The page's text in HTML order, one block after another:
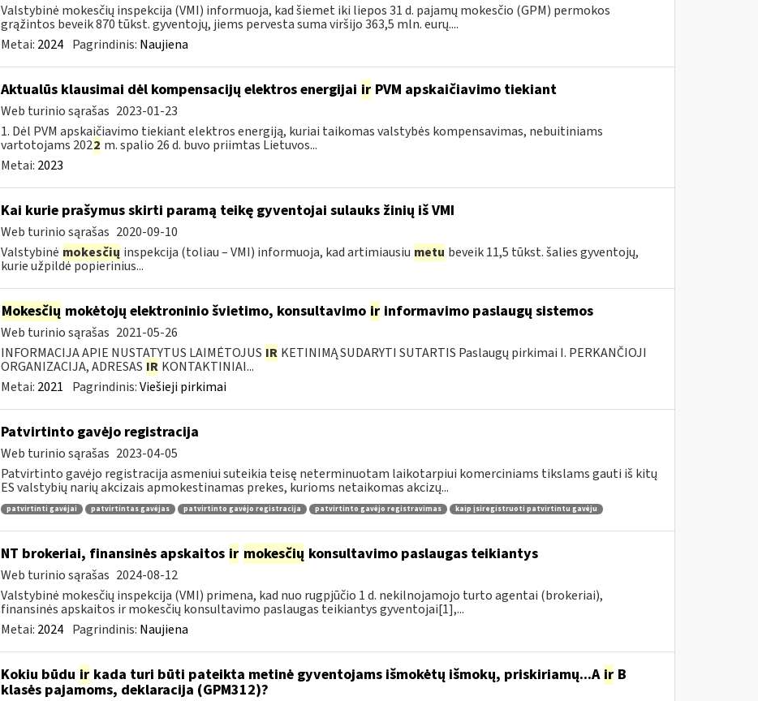
Valstybinė mokesčių inspekcija (VMI) informuoja, kad šiemet iki liepos 31 d. pajamų mokesčio (GPM) permokos
grąžintos beveik 870 tūkst. gyventojų, jiems pervesta suma viršijo 363,5 mln. eurų....
Metai: 2024 Pagrindinis: Naujiena
Aktualūs klausimai dėl kompensacijų elektros energijai irPVM apskaičiavimo tiekiant
Web turinio sąrašas 2023-01-23
1. Dėl PVM apskaičiavimo tiekiant elektros energiją, kuriai taikomas valstybės kompensavimas, nebuitiniams
vartotojams 2022 m. spalio 26 d. buvo priimtas Lietuvos...
Metai: 2023
Kai kurie prašymus skirti paramą teikę gyventojai sulauks žinių iš VMI
Web turinio sąrašas 2020-09-10
Valstybinė mokesčių inspekcija (toliau – VMI) informuoja, kad artimiausiu metu beveik 11,5 tūkst. šalies gyventojų,
kurie užpildė popierinius...
Mokesčių mokėtojų elektroninio švietimo, konsultavimo irinformavimo paslaugų sistemos
Web turinio sąrašas 2021-05-26
INFORMACIJA APIE NUSTATYTUS LAIMĖTOJUS IR KETINIMĄ SUDARYTI SUTARTIS Paslaugų pirkimai I. PERKANČIOJI
ORGANIZACIJA, ADRESAS IR KONTAKTINIAI...
Metai: 2021 Pagrindinis:Viešieji pirkimai
Patvirtinto gavėjo registracija
Web turinio sąrašas 2023-04-05
Patvirtinto gavėjo registracija asmeniui suteikia teisę neterminuotam laikotarpiui komerciniams tikslams gauti iš kitų
ES valstybių narių akcizais apmokestinamas prekes, kurioms netaikomas akcizų...
patvirtinti gavėjai patvirtintas gavėjas patvirtinto gavėjo registracija patvirtinto gavėjo registravimas kaip įsiregistruoti patvirtintu gavėju
NT brokeriai, finansinės apskaitos ir mokesčių konsultavimo paslaugas teikiantys
Web turinio sąrašas 2024-08-12
Valstybinė mokesčių inspekcija (VMI) primena, kad nuo rugpjūčio 1 d. nekilnojamojo turto agentai (brokeriai),
finansinės apskaitos ir mokesčių konsultavimo paslaugas teikiantys gyventojai[1],...
Metai: 2024 Pagrindinis: Naujiena
Kokiu būdu irkada turi būti pateikta metinė gyventojams išmokėtų išmokų, priskiriamų...A irB
klasės pajamoms, deklaracija (GPM312)?